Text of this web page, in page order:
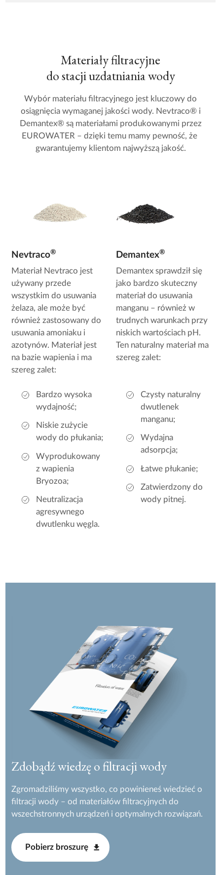
Materiały filtracyjne
do stacji uzdatniania wody
Wybór materiału filtracyjnego jest kluczowy do
osiągnięcia wymaganej jakości wody. Nevtraco® i
Demantex® są materiałami produkowanymi przez
EUROWATER – dzięki temu mamy pewność, że
gwarantujemy klientom najwyższą jakość.
Nevtraco®
Materiał Nevtraco jest
używany przede
wszystkim do usuwania
żelaza, ale może być
również zastosowany do
usuwania amoniaku i
azotynów. Materiał jest
na bazie wapienia i ma
szereg zalet:
Bardzo wysoka
wydajność;
Niskie zużycie
wody do płukania;
Wyprodukowany
z wapienia
Bryozoa;
Neutralizacja
agresywnego
dwutlenku węgla.
Demantex®
Demantex sprawdził się
jako bardzo skuteczny
materiał do usuwania
manganu – również w
trudnych warunkach przy
niskich wartościach pH.
Ten naturalny materiał ma
szereg zalet:
Czysty naturalny
dwutlenek
manganu;
Wydajna
adsorpcja;
Łatwe płukanie;
Zatwierdzony do
wody pitnej.
Zdobądź wiedzę o filtracji wody
Zgromadziliśmy wszystko, co powinieneś wiedzieć o
filtracji wody – od materiałów filtracyjnych do
wszechstronnych urządzeń i optymalnych rozwiązań.
Pobierz broszurę